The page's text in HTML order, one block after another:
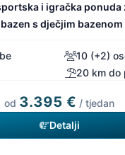
i igračka ponuda
s dječjim bazenom
10 (+2)
20 km do
od 3.395 € / tjedan
Detalji